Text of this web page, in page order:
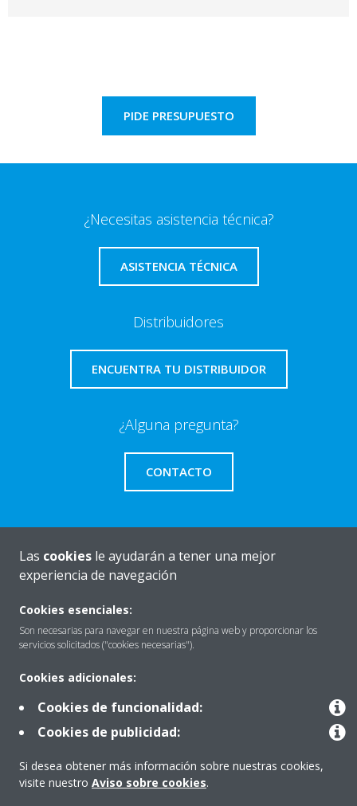
PIDE PRESUPUESTO
¿Necesitas asistencia técnica?
ASISTENCIA TÉCNICA
Distribuidores
ENCUENTRA TU DISTRIBUIDOR
¿Alguna pregunta?
CONTACTO
Quiénes somos
Destacados
Contactar con Daikin
Las cookies le ayudarán a tener una mejor
experiencia de navegación
Cookies esenciales:
Son necesarias para navegar en nuestra página web y proporcionar los
servicios solicitados ("cookies necesarias").
Cookies adicionales:
Cookies de funcionalidad:
Cookies de publicidad:
Si desea obtener más información sobre nuestras cookies,
visite nuestro Aviso sobre cookies.